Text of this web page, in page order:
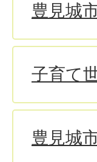
豊見城
子育て
豊見城